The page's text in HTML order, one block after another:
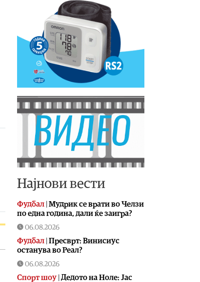
Најнови вести
Фудбал | Мудрик се врати во Челзи
по една година, дали ќе заигра?
06.08.2026
Фудбал | Пресврт: Винисиус
останува во Реал?
06.08.2026
Спорт шоу | Дедото на Ноле: Јас